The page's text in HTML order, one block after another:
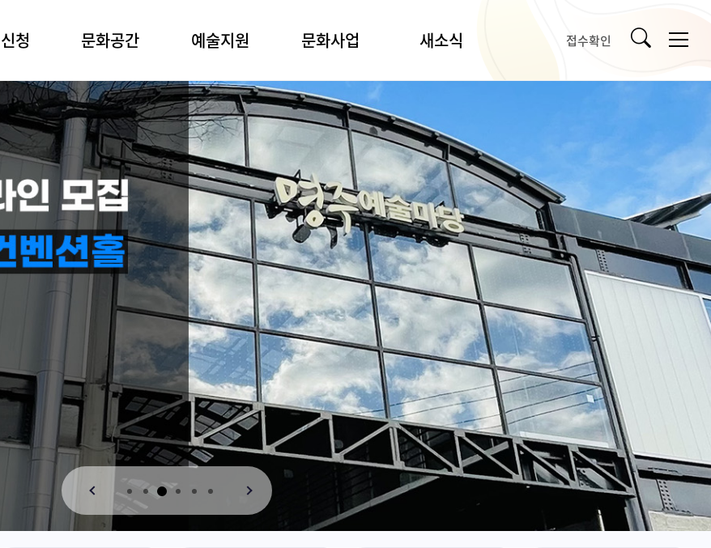
청
로그램
당 2동
화센터
문화공간
명주예술마당
명주예술마당 2동
임당생활문화센터
유천생활문화센터
시나미플랫폼
작은공연장 단
예술지원
공모사업
사업안내
전문예술
장애예술
생활예술
찾아가는 문화활동
청년신진예술인
아티스트 레지던시
예술상
박준용청년예술문화상
강릉청소년예술상
백교문학상
문화사업
문화예술교육
청소년예술단
꿈의 무용단
꿈의 극단
강릉커피축제
강릉효문화행사
문화도시조성사업
새소식
입찰/채용
언론보도
강릉시문화예술소식
타기관소식
자료실
포토갤러리
접수확인